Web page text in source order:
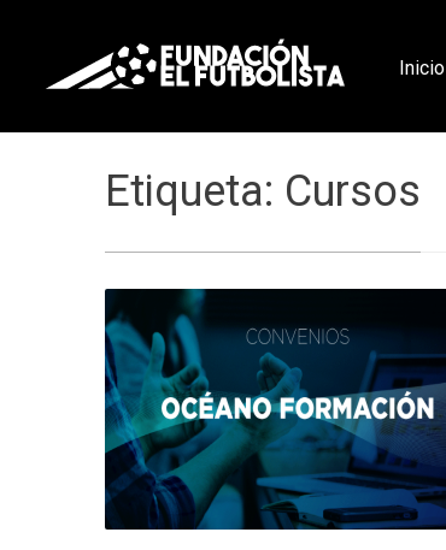
Inicio
Etiqueta: Cursos